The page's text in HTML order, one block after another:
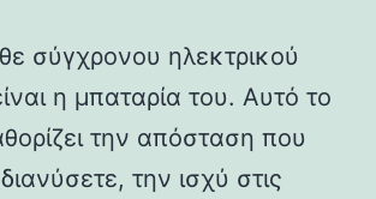
σύγχρονου ηλεκτρικού
η μπαταρία του. Αυτό το
την απόσταση που
την ισχύ στις